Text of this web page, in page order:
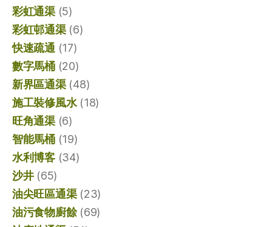
彩虹通渠(5)
彩虹邨通渠(6)
快速疏通 (17)
數字馬桶(20)
新界區通渠(48)
施工裝修風水(18)
旺角通渠(6)
智能馬桶(19)
水利博客(34)
沙井(65)
油尖旺區通渠(23)
油污食物廚餘(69)